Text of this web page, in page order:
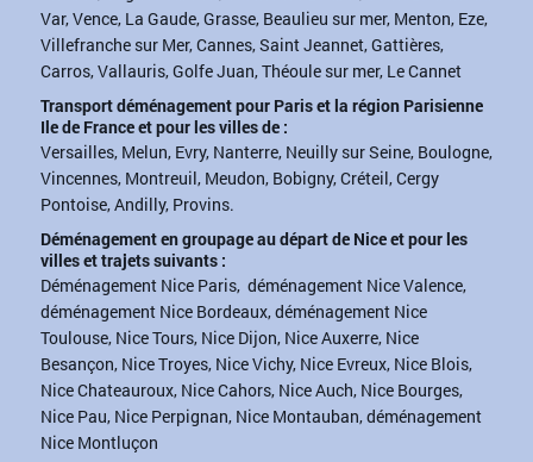
Var, Vence, La Gaude, Grasse, Beaulieu sur mer, Menton, Eze,
Villefranche sur Mer, Cannes, Saint Jeannet, Gattières,
Carros, Vallauris, Golfe Juan, Théoule sur mer, Le Cannet
Transport déménagement pour Paris et la région Parisienne
Ile de France et pour les villes de :
Versailles, Melun, Evry, Nanterre, Neuilly sur Seine, Boulogne,
Vincennes, Montreuil, Meudon, Bobigny, Créteil, Cergy
Pontoise, Andilly, Provins.
Déménagement en groupage au départ de Nice et pour les
villes et trajets suivants :
Déménagement Nice Paris, déménagement Nice Valence,
déménagement Nice Bordeaux, déménagement Nice
Toulouse, Nice Tours, Nice Dijon, Nice Auxerre, Nice
Besançon, Nice Troyes, Nice Vichy, Nice Evreux, Nice Blois,
Nice Chateauroux, Nice Cahors, Nice Auch, Nice Bourges,
Nice Pau, Nice Perpignan, Nice Montauban, déménagement
Nice Montluçon